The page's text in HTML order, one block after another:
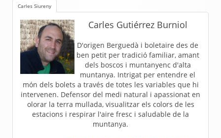
Carles Siureny
Carles Gutiérrez Burniol
D'origen Berguedà i boletaire des de
ben petit per tradició familiar, amant
dels boscos i muntanyenc d'alta
muntanya. Intrigat per entendre el
món dels bolets a través de totes les variables que hi
intervenen. Defensor del medi natural i apassionat en
olorar la terra mullada, visualitzar els colors de les
estacions i respirar l'aire fresc i saludable de la
muntanya.